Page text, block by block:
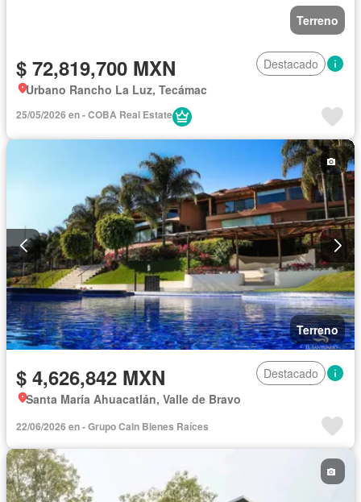
Terreno
$ 72,819,700 MXN
Destacado
Urbano Rancho La Luz, Tecámac
25/05/2026 en - COBA Real Estate
Terreno
$ 4,626,842 MXN
Destacado
Santa María Ahuacatlán, Valle de Bravo
22/06/2026 en - Grupo Cain Bienes Raíces